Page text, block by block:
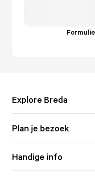
Explore Breda
Plan je bezoek
Handige info